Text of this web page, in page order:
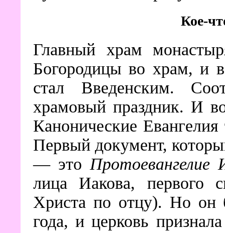
Кое-
Главный храм
Богородицы во храм, и
стал Введенским.
храмовый праздник. И
Канонические
Первый документ,
— это Протоевангелие
лица Иакова, первого
Христа по отцу). Но он
года, и церковь